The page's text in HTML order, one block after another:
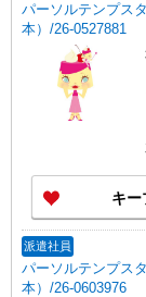
パーソルテンプス
本）/26-0527881
キー
派遣社員
パーソルテンプス
本）/26-0603976